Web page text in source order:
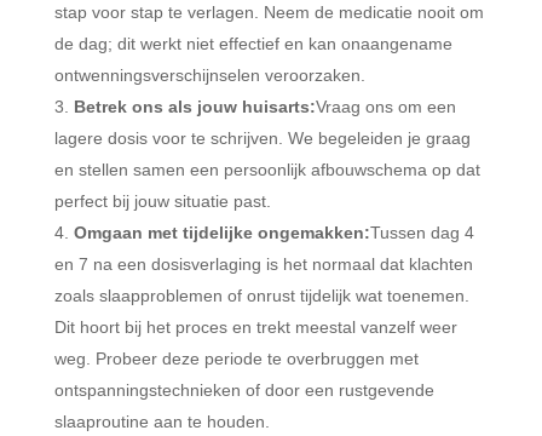
stap voor stap te verlagen. Neem de medicatie nooit om
de dag; dit werkt niet effectief en kan onaangename
ontwenningsverschijnselen veroorzaken.
Betrek ons als jouw huisarts:Vraag ons om een
lagere dosis voor te schrijven. We begeleiden je graag
en stellen samen een persoonlijk afbouwschema op dat
perfect bij jouw situatie past.
Omgaan met tijdelijke ongemakken:Tussen dag 4
en 7 na een dosisverlaging is het normaal dat klachten
zoals slaapproblemen of onrust tijdelijk wat toenemen.
Dit hoort bij het proces en trekt meestal vanzelf weer
weg. Probeer deze periode te overbruggen met
ontspanningstechnieken of door een rustgevende
slaaproutine aan te houden.